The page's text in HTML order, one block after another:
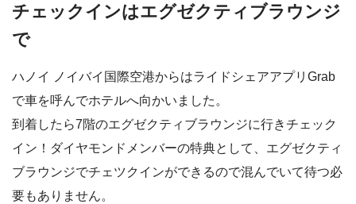
チェックインはエグゼクティブラウンジ
で
ハノイ ノイバイ国際空港からはライドシェアアプリGrab
で車を呼んでホテルへ向かいました。
到着したら7階のエグゼクティブラウンジに行きチェック
イン！ダイヤモンドメンバーの特典として、エグゼクティ
ブラウンジでチェツクインができるので混んでいて待つ必
要もありません。